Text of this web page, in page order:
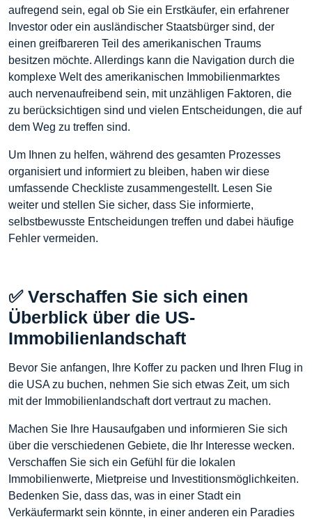
aufregend sein, egal ob Sie ein Erstkäufer, ein erfahrener
Investor oder ein ausländischer Staatsbürger sind, der
einen greifbareren Teil des amerikanischen Traums
besitzen möchte. Allerdings kann die Navigation durch die
komplexe Welt des amerikanischen Immobilienmarktes
auch nervenaufreibend sein, mit unzähligen Faktoren, die
zu berücksichtigen sind und vielen Entscheidungen, die auf
dem Weg zu treffen sind.
Um Ihnen zu helfen, während des gesamten Prozesses
organisiert und informiert zu bleiben, haben wir diese
umfassende Checkliste zusammengestellt. Lesen Sie
weiter und stellen Sie sicher, dass Sie informierte,
selbstbewusste Entscheidungen treffen und dabei häufige
Fehler vermeiden.
✅ Verschaffen Sie sich einen
Überblick über die US-
Immobilienlandschaft
Bevor Sie anfangen, Ihre Koffer zu packen und Ihren Flug in
die USA zu buchen, nehmen Sie sich etwas Zeit, um sich
mit der Immobilienlandschaft dort vertraut zu machen.
Machen Sie Ihre Hausaufgaben und informieren Sie sich
über die verschiedenen Gebiete, die Ihr Interesse wecken.
Verschaffen Sie sich ein Gefühl für die lokalen
Immobilienwerte, Mietpreise und Investitionsmöglichkeiten.
Bedenken Sie, dass das, was in einer Stadt ein
Verkäufermarkt sein könnte, in einer anderen ein Paradies